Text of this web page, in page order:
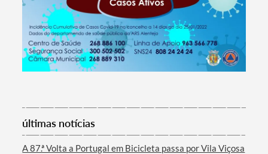
últimas notícias
A 87.ª Volta a Portugal em Bicicleta passa por Vila Viçosa